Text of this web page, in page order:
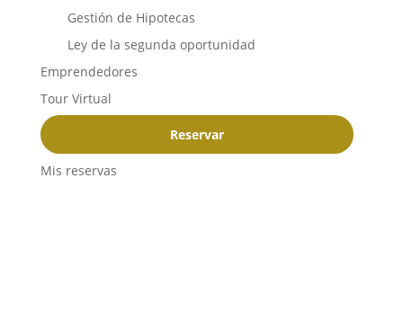
Gestión de Hipotecas
Ley de la segunda oportunidad
Emprendedores
Tour Virtual
Reservar
Mis reservas